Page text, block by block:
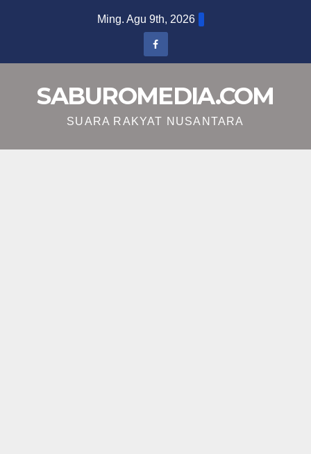
Ming. Agu 9th, 2026
SABUROMEDIA.COM
SUARA RAKYAT NUSANTARA